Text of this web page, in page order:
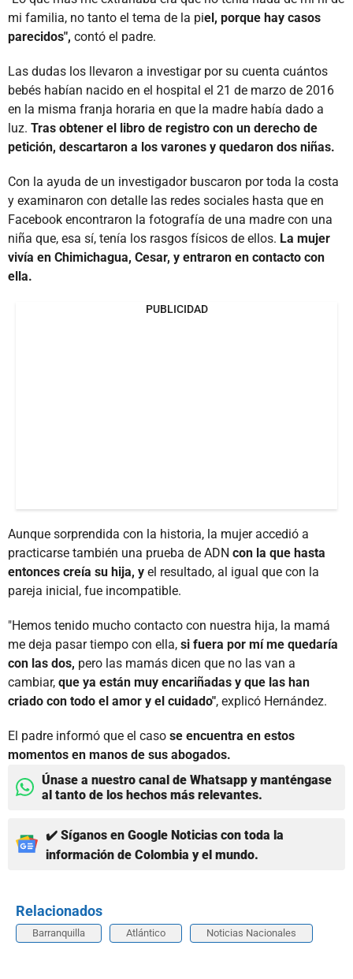
mi familia, no tanto el tema de la piel, porque hay casos
parecidos", contó el padre.
Las dudas los llevaron a investigar por su cuenta cuántos
bebés habían nacido en el hospital el 21 de marzo de 2016
en la misma franja horaria en que la madre había dado a
luz. Tras obtener el libro de registro con un derecho de
petición, descartaron a los varones y quedaron dos niñas.
Con la ayuda de un investigador buscaron por toda la costa
y examinaron con detalle las redes sociales hasta que en
Facebook encontraron la fotografía de una madre con una
niña que, esa sí, tenía los rasgos físicos de ellos. La mujer
vivía en Chimichagua, Cesar, y entraron en contacto con
ella.
PUBLICIDAD
Aunque sorprendida con la historia, la mujer accedió a
practicarse también una prueba de ADN con la que hasta
entonces creía su hija, y el resultado, al igual que con la
pareja inicial, fue incompatible.
"Hemos tenido mucho contacto con nuestra hija, la mamá
me deja pasar tiempo con ella, si fuera por mí me quedaría
con las dos, pero las mamás dicen que no las van a
cambiar, que ya están muy encariñadas y que las han
criado con todo el amor y el cuidado", explicó Hernández.
El padre informó que el caso se encuentra en estos
momentos en manos de sus abogados.
Únase a nuestro canal de Whatsapp y manténgase
al tanto de los hechos más relevantes.
✔️ Síganos en Google Noticias con toda la
información de Colombia y el mundo.
Relacionados
Barranquilla Atlántico Noticias Nacionales